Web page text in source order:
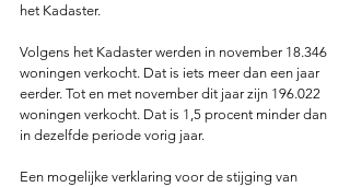
het Kadaster.
Volgens het Kadaster werden in november 18.346
woningen verkocht. Dat is iets meer dan een jaar
eerder. Tot en met november dit jaar zijn 196.022
woningen verkocht. Dat is 1,5 procent minder dan
in dezelfde periode vorig jaar.
Een mogelijke verklaring voor de stijging van